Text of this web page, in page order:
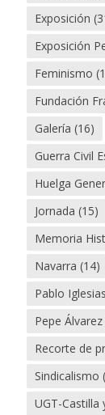
Exposición
Exposición
Feminismo
Fundación
Galería (16)
Guerra Civil
Huelga
Jornada (15)
Memoria
Navarra (14)
Pablo Iglesias
Pepe Álvarez
Recorte de
Sindicalismo
UGT-Castilla